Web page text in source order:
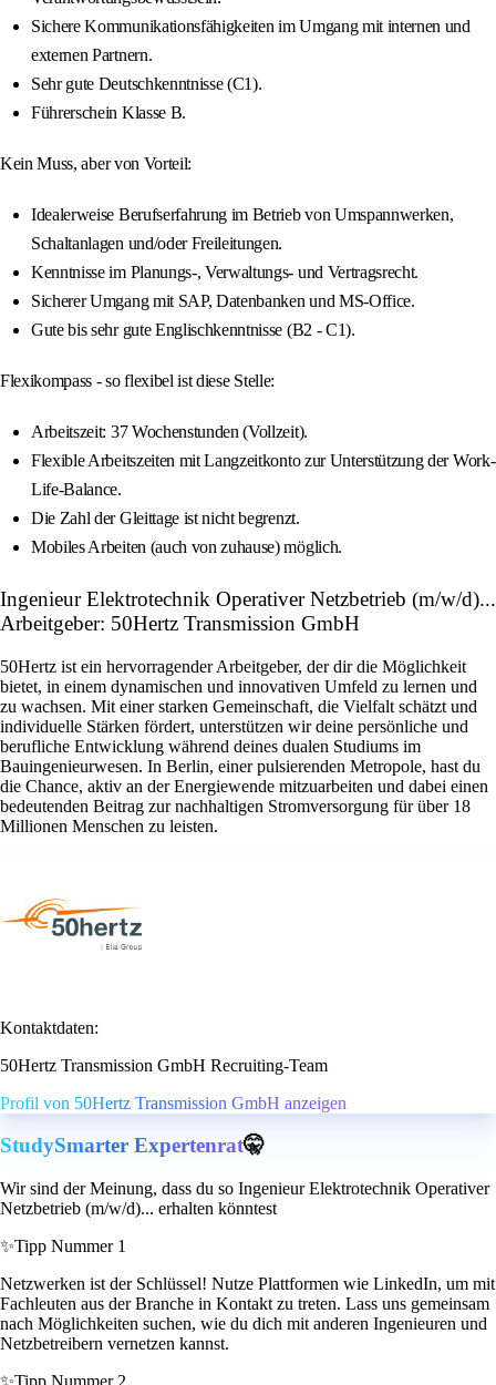
Sichere Kommunikationsfähigkeiten im Umgang mit internen und
externen Partnern.
Sehr gute Deutschkenntnisse (C1).
Führerschein Klasse B.
Kein Muss, aber von Vorteil:
Idealerweise Berufserfahrung im Betrieb von Umspannwerken,
Schaltanlagen und/oder Freileitungen.
Kenntnisse im Planungs-, Verwaltungs- und Vertragsrecht.
Sicherer Umgang mit SAP, Datenbanken und MS-Office.
Gute bis sehr gute Englischkenntnisse (B2 - C1).
Flexikompass - so flexibel ist diese Stelle:
Arbeitszeit: 37 Wochenstunden (Vollzeit).
Flexible Arbeitszeiten mit Langzeitkonto zur Unterstützung der Work-
Life-Balance.
Die Zahl der Gleittage ist nicht begrenzt.
Mobiles Arbeiten (auch von zuhause) möglich.
Ingenieur Elektrotechnik Operativer Netzbetrieb (m/w/d)...
Arbeitgeber: 50Hertz Transmission GmbH
50Hertz ist ein hervorragender Arbeitgeber, der dir die Möglichkeit
bietet, in einem dynamischen und innovativen Umfeld zu lernen und
zu wachsen. Mit einer starken Gemeinschaft, die Vielfalt schätzt und
individuelle Stärken fördert, unterstützen wir deine persönliche und
berufliche Entwicklung während deines dualen Studiums im
Bauingenieurwesen. In Berlin, einer pulsierenden Metropole, hast du
die Chance, aktiv an der Energiewende mitzuarbeiten und dabei einen
bedeutenden Beitrag zur nachhaltigen Stromversorgung für über 18
Millionen Menschen zu leisten.
Kontaktdaten:
50Hertz Transmission GmbH Recruiting-Team
Profil von 50Hertz Transmission GmbH anzeigen
StudySmarter Expertenrat🤫
Wir sind der Meinung, dass du so Ingenieur Elektrotechnik Operativer
Netzbetrieb (m/w/d)... erhalten könntest
✨Tipp Nummer 1
Netzwerken ist der Schlüssel! Nutze Plattformen wie LinkedIn, um mit
Fachleuten aus der Branche in Kontakt zu treten. Lass uns gemeinsam
nach Möglichkeiten suchen, wie du dich mit anderen Ingenieuren und
Netzbetreibern vernetzen kannst.